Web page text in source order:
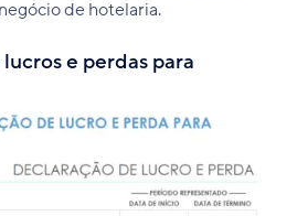
de hotelaria.
e perdas para